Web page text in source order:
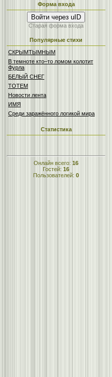
Форма входа
Войти через uID
Старая форма входа
Популярные стихи
СКРЫМТЫМНЫМ
В темноте кто–то ломом колотит
Фурла
БЕЛЫЙ СНЕГ
ТОТЕМ
Новости лента
ИМЯ
Среди заражённого логикой мира
Статистика
Онлайн всего: 16
Гостей: 16
Пользователей: 0